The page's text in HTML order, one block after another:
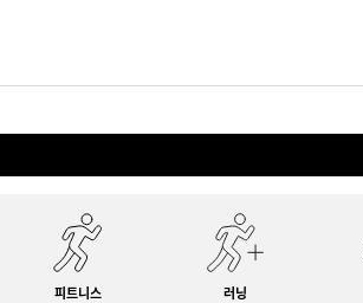
피트니스 러닝